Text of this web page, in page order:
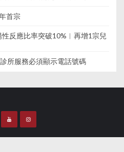
首宗
反應比率突破10%︱再增1宗兒
所服務必須顯示電話號碼